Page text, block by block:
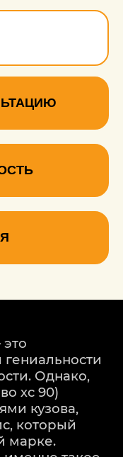
Однако,
хс 90)
кузова,
который
марке.